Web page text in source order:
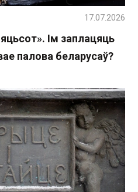
Ім заплацяць
палова беларусаў?
17.07.2026